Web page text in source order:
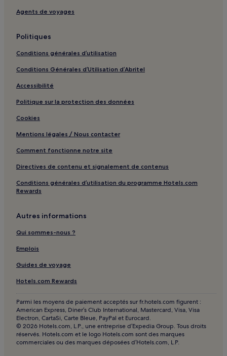
Agents de voyages
Politiques
Conditions générales d’utilisation
Conditions Générales d’Utilisation d’Abritel
Accessibilité
Politique sur la protection des données
Cookies
Mentions légales / Nous contacter
Comment fonctionne notre site
Directives de contenu et signalement de contenus
Conditions générales d’utilisation du programme Hotels.com
Rewards
Autres informations
Qui sommes-nous ?
Emplois
Guides de voyage
Hotels.com Rewards
Parmi les moyens de paiement acceptés sur fr.hotels.com figurent :
American Express, Diner’s Club International, Mastercard, Visa, Visa
Electron, CartaSi, Carte Bleue, PayPal et Eurocard.
© 2026 Hotels.com, L.P., une entreprise d’Expedia Group. Tous droits
réservés. Hotels.com et le logo Hotels.com sont des marques
commerciales ou des marques déposées d’Hotels.com, L.P.